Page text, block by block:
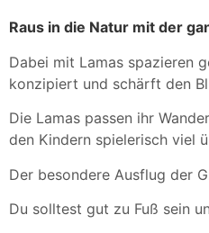
Raus in die Natur mit der
Dabei mit Lamas spazieren
konzipiert und schärft den
Die Lamas passen ihr
den Kindern spielerisch viel
Der besondere Ausflug der
Du solltest gut zu Fuß sein